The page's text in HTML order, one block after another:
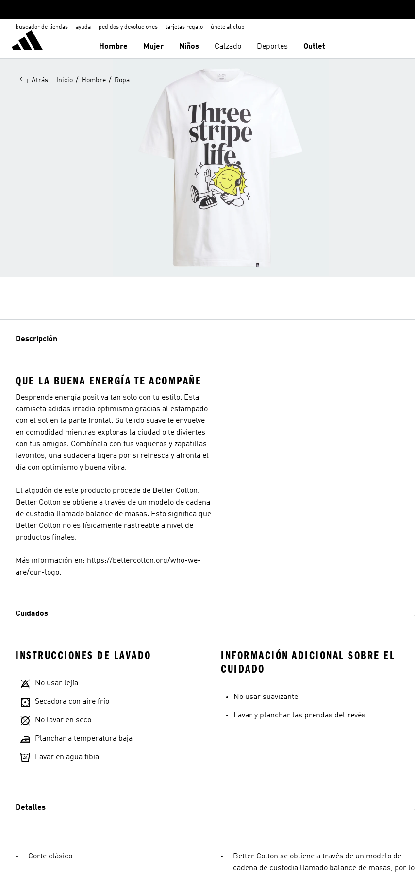
buscador de tiendas ayuda pedidos y devoluciones tarjetas regalo únete al club
Hombre Mujer Niños Calzado Deportes Outlet
Atrás Inicio / Hombre / Ropa
Descripción
QUE LA BUENA ENERGÍA TE ACOMPAÑE
Desprende energía positiva tan solo con tu estilo. Esta
camiseta adidas irradia optimismo gracias al estampado
con el sol en la parte frontal. Su tejido suave te envuelve
en comodidad mientras exploras la ciudad o te diviertes
con tus amigos. Combínala con tus vaqueros y zapatillas
favoritos, una sudadera ligera por si refresca y afronta el
día con optimismo y buena vibra.
El algodón de este producto procede de Better Cotton.
Better Cotton se obtiene a través de un modelo de cadena
de custodia llamado balance de masas. Esto significa que
Better Cotton no es físicamente rastreable a nivel de
productos finales.
Más información en: https://bettercotton.org/who-we-
are/our-logo.
Cuidados
INSTRUCCIONES DE LAVADO
No usar lejía
Secadora con aire frío
No lavar en seco
Planchar a temperatura baja
Lavar en agua tibia
INFORMACIÓN ADICIONAL SOBRE EL
CUIDADO
No usar suavizante
Lavar y planchar las prendas del revés
Detalles
Corte clásico
Better Cotton se obtiene a través de un modelo de
cadena de custodia llamado balance de masas, por lo